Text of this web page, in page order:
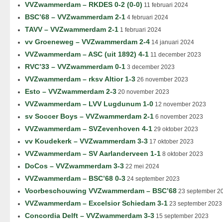
VVZwammerdam – RKDES 0-2 (0-0) 11 februari 2024
BSC’68 – VVZwammerdam 2-1 4 februari 2024
TAVV – VVZwammerdam 2-1 1 februari 2024
vv Groeneweg – VVZwammerdam 2-4 14 januari 2024
VVZwammerdam – ASC (uit 1892) 4-1 11 december 2023
RVC’33 – VVZwammerdam 0-1 3 december 2023
VVZwammerdam – rksv Altior 1-3 26 november 2023
Esto – VVZwammerdam 2-3 20 november 2023
VVZwammerdam – LVV Lugdunum 1-0 12 november 2023
sv Soccer Boys – VVZwammerdam 2-1 6 november 2023
VVZwammerdam – SVZevenhoven 4-1 29 oktober 2023
vv Koudekerk – VVZwammerdam 3-3 17 oktober 2023
VVZwammerdam – SV Aarlanderveen 1-1 8 oktober 2023
DoCos – VVZwammerdam 3-3 22 mei 2024
VVZwammerdam – BSC’68 0-3 24 september 2023
Voorbeschouwing VVZwammerdam – BSC’68 23 september
VVZwammerdam – Excelsior Schiedam 3-1 23 september 2023
Concordia Delft – VVZwammerdam 3-3 15 september 2023